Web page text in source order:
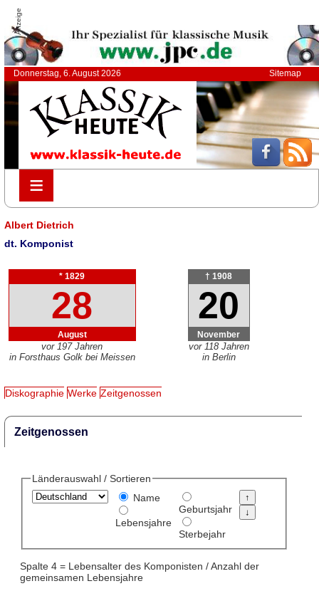
Anzeige
Donnerstag, 6. August 2026 Sitemap
≡
≡
Albert Dietrich
dt. Komponist
* 1829
28
August
vor 197 Jahren
in Forsthaus Golk bei Meissen
† 1908
20
November
vor 118 Jahren
in Berlin
Diskographie Werke Zeitgenossen
Zeitgenossen
Länderauswahl / Sortieren
Name
Lebensjahre
Geburtsjahr
Sterbejahr
Spalte 4 = Lebensalter des Komponisten / Anzahl der
gemeinsamen Lebensjahre